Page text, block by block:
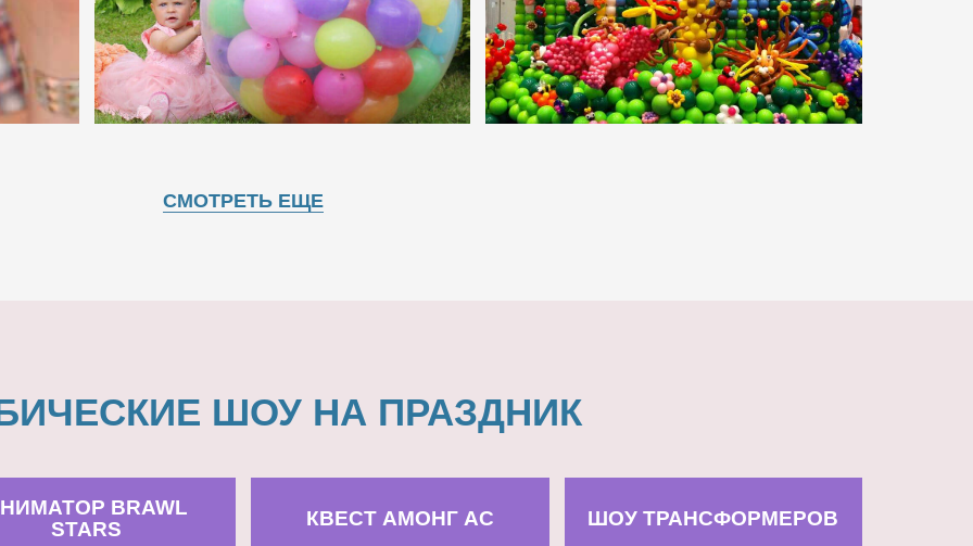
СМОТРЕТЬ ЕЩЕ
ШОУ НА ПРАЗДНИК
BRAWL
STARS
КВЕСТ АМОНГ АС ШОУ ТРАНСФОРМЕРОВ